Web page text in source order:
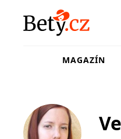
MAGAZÍN